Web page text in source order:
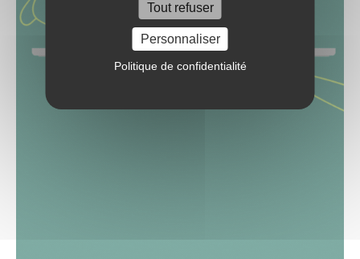
Tout refuser
Personnaliser
Politique de confidentialité